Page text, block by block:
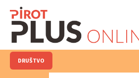
DRUŠTVO